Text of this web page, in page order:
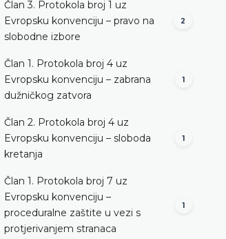
Pozitivna obaveza države da
život
DETALJNIJE
Član 3. Protokola broj 1 uz
Evropsku konvenciju – pravo na
slobodne izbore
2
Član 1. Protokola broj 4 uz
Evropsku konvenciju – zabrana
dužničkog zatvora
1
Član 2. Protokola broj 4 uz
Evropsku konvenciju – sloboda
kretanja
1
Član 1. Protokola broj 7 uz
Evropsku konvenciju –
proceduralne zaštite u vezi s
protjerivanjem stranaca
1